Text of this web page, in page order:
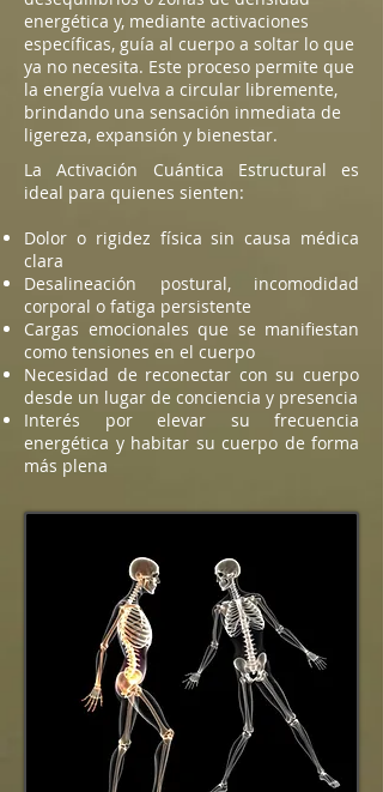
energética y, mediante activaciones
específicas, guía al cuerpo a soltar lo que
ya no necesita. Este proceso permite que
la energía vuelva a circular libremente,
brindando una sensación inmediata de
ligereza, expansión y bienestar.
La Activación Cuántica Estructural es
ideal para quienes sienten:
Dolor o rigidez física sin causa médica
clara
Desalineación postural, incomodidad
corporal o fatiga persistente
Cargas emocionales que se manifiestan
como tensiones en el cuerpo
Necesidad de reconectar con su cuerpo
desde un lugar de conciencia y presencia
Interés por elevar su frecuencia
energética y habitar su cuerpo de forma
más plena